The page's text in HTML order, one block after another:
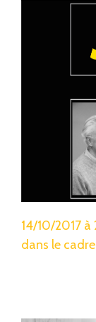
14/10/2017 à
dans le